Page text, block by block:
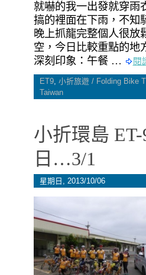
就嚇的我一出發就穿雨
搞的裡面在下雨，不知
晚上抓龍完整個人很放
空，今日比較重點的地
深刻印象：午餐 …
閱
ET9, 小折旅遊 / Folding Bike
Taiwan
小折環島
日…3/1
星期日, 2013/10/06